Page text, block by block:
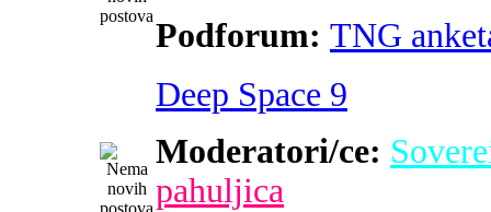
Podforum: TNG
Deep Space 9
Moderatori/ce:
pahuljica